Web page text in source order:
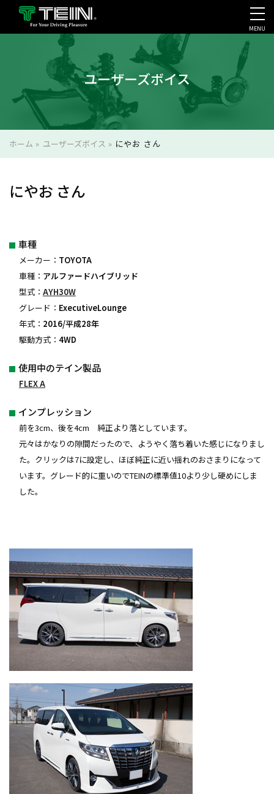
会社案内・採用・IR
MENU
ユーザーズボイス
ホーム » ユーザーズボイス » にやお さん
にやお さん
車種
メーカー： TOYOTA
車種： アルファードハイブリッド
型式： AYH30W
グレード： ExecutiveLounge
年式： 2016/平成28年
駆動方式： 4WD
使用中のテイン製品
FLEX A
インプレッション
前を3cm、後を4cm 純正より落としています。
元々はかなりの隙間だったので、ようやく落ち着いた感じになりまし
た。クリックは7に設定し、ほぼ純正に近い揺れのおさまりになって
います。グレード的に重いのでTEINの標準値10より少し硬めにしま
した。